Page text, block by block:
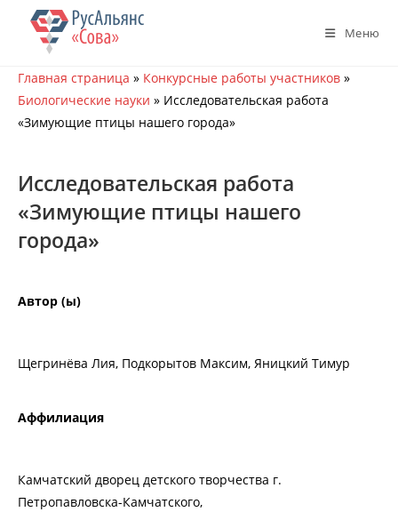
Перейти
содержимому
Меню
Главная страница » Конкурсные работы участников »
Биологические науки » Исследовательская работа
«Зимующие птицы нашего города»
Исследовательская работа
«Зимующие птицы нашего
города»
Автор (ы)
Щегринёва Лия, Подкорытов Максим, Яницкий Тимур
Аффилиация
Камчатский дворец детского творчества г.
Петропавловска-Камчатского,